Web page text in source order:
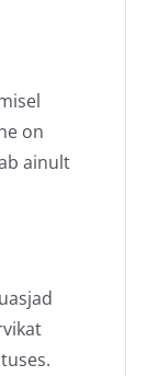
on
ainult